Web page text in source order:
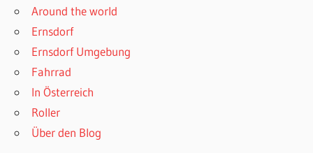
Around the world
Ernsdorf
Ernsdorf Umgebung
Fahrrad
In Österreich
Roller
Über den Blog